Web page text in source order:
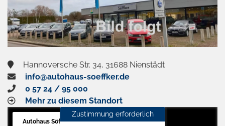
Hannoversche Str. 34, 31688 Nienstädt
info@autohaus-soeffker.de
0 57 24 / 95 000
Mehr zu diesem Standort
Autohaus Söffker GmbH
Zustimmung erforderlich